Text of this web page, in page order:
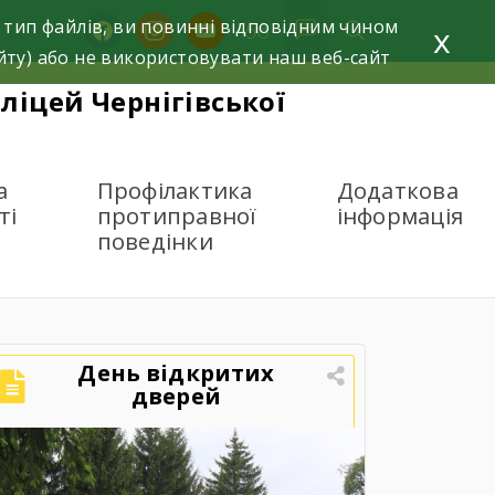
facebookinstagramyoutube
Чернігівської
Профілактика
протиправної
поведінки
Додаткова
інформація
День відкритих
дверей
файлів, ви повинні відповідним чином
або не використовувати наш веб-сайт
x